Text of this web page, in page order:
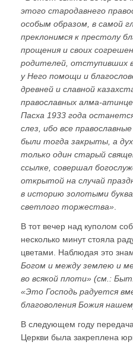
этого стародавнего
особым образом, в самой
преклонимся к престолу
прощения и своих
родителей, отступивших
у Него помощи и
древней и славной
православных алма-
Пасха 1933 года
слез, ибо все
были тогда закрыты, а
только один старый
ссылке, совершал
открытой на случай
в историю золотыми
светлого торжества».
В тот вечер над куполом
несколько минут стояла
цветами. Наблюдая это
Богом и между землею и
во всякой плоти» (см.:
«Это Господь радуется
благоволения Божия
В следующем году
Церкви была закреплена